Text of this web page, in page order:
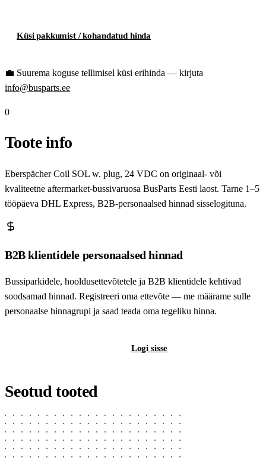
Küsi pakkumist / kohandatud hinda
💼 Suurema koguse tellimisel küsi erihinda — kirjuta
info@busparts.ee
0
Toote info
Eberspächer Coil SOL w. plug, 24 VDC on originaal- või
kvaliteetne aftermarket-bussivaruosa BusParts Eesti laost. Tarne 1–5
tööpäeva DHL Express, B2B-personaalsed hinnad sisselogituna.
B2B klientidele personaalsed hinnad
Bussiparkidele, hooldusettevõtetele ja B2B klientidele kehtivad
soodsamad hinnad. Registreeri oma ettevõte — me määrame sulle
personaalse hinnagrupi ja saad teada oma tegeliku hinna.
Logi sisse
Seotud tooted